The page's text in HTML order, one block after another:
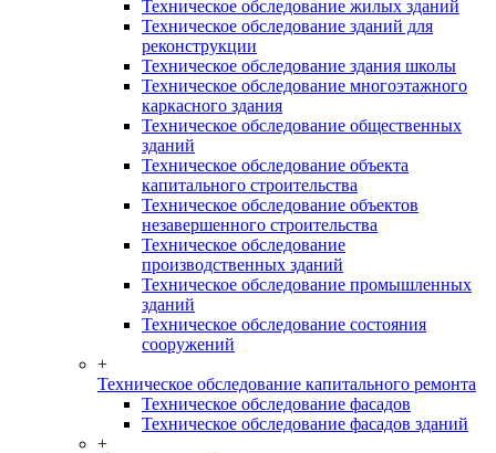
Техническое обследование жилых зданий
Техническое обследование зданий для
реконструкции
Техническое обследование здания школы
Техническое обследование многоэтажного
каркасного здания
Техническое обследование общественных
зданий
Техническое обследование объекта
капитального строительства
Техническое обследование объектов
незавершенного строительства
Техническое обследование
производственных зданий
Техническое обследование промышленных
зданий
Техническое обследование состояния
сооружений
+
Техническое обследование капитального ремонта
Техническое обследование фасадов
Техническое обследование фасадов зданий
+